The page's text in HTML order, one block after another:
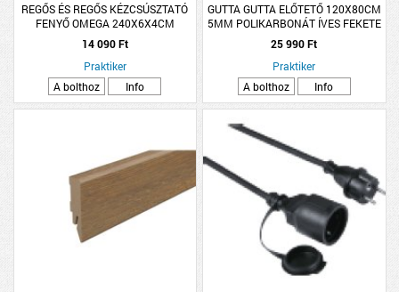
REGŐS ÉS REGŐS KÉZCSÚSZTATÓ
FENYŐ OMEGA 240X6X4CM
14 090 Ft
Praktiker
A bolthoz
Info
GUTTA GUTTA ELŐTETŐ 120X80CM
5MM POLIKARBONÁT ÍVES FEKETE
KONZOL
25 990 Ft
Praktiker
A bolthoz
Info